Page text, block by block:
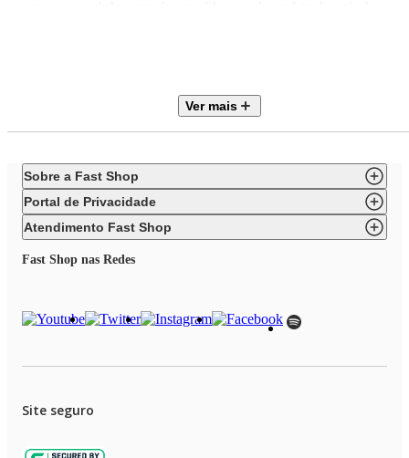
Ver mais
Sobre a Fast Shop
Portal de Privacidade
Atendimento Fast Shop
Fast Shop nas Redes
Site seguro